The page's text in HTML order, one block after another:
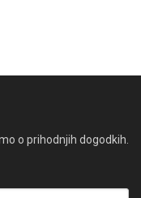
o prihodnjih dogodkih.